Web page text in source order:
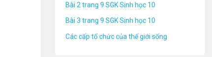
Bài 2 trang 9 SGK Sinh học 10
Bài 3 trang 9 SGK Sinh học 10
Các cấp tổ chức của thế giới sống